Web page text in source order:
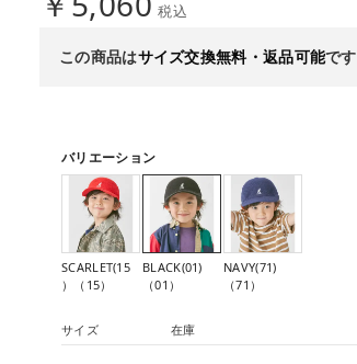
税込
この商品はサイズ交換無料・返品可能です
バリエーション
SCARLET(15
）（15）
BLACK(01)
（01）
NAVY(71)
（71）
サイズ 在庫